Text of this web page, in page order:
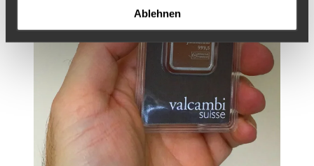
Ablehnen